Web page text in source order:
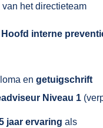
het directieteam
Hoofd interne
en getuigschrift
Niveau 1
jaar ervaring als